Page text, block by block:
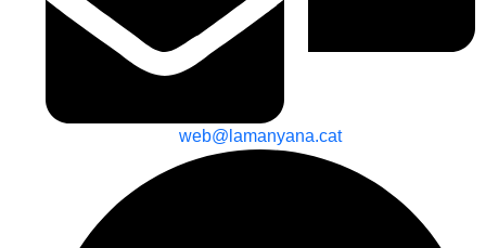
web@lamanyana.cat